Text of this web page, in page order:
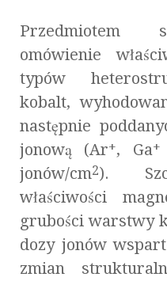
Przedmiotem
omówienie
typów
kobalt,
następnie
jonową (Ar+, Ga+
jonów/cm2).
właściwości
grubości warstwy
dozy jonów
zmian